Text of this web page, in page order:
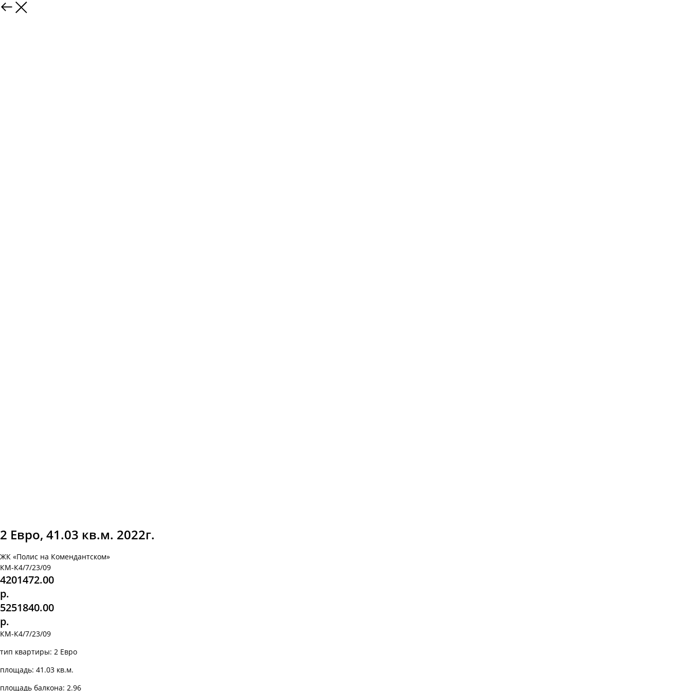
2 Евро, 41.03 кв.м. 2022г.
ЖК «Полис на Комендантском»
КМ-К4/7/23/09
4201472.00
р.
5251840.00
р.
КМ-К4/7/23/09
тип квартиры: 2 Евро
площадь: 41.03 кв.м.
площадь балкона: 2.96